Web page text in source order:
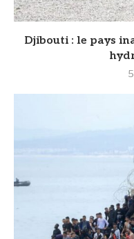
Djibouti : le pays